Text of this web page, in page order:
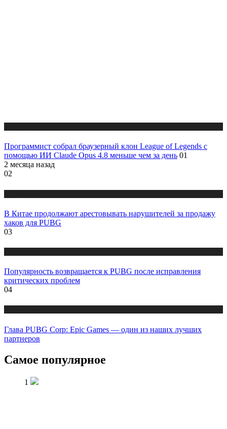
Программист собрал браузерный клон League of Legends с
помощью ИИ Claude Opus 4.8 меньше чем за день 01
2 месяца назад
02
В Китае продолжают арестовывать нарушителей за продажу
хаков для PUBG
03
Популярность возвращается к PUBG после исправления
критических проблем
04
Глава PUBG Corp: Epic Games — один из наших лучших
партнеров
Самое популярное
1